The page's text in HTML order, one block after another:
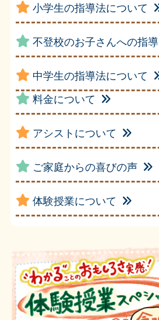
小学生の指導法について
不登校のお子さんへの指導
中学生の指導法について
料金について
アシストについて
ご家庭からの喜びの声
体験授業について